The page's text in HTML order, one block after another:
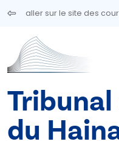
Aller au contenu principal
aller sur le site des
du